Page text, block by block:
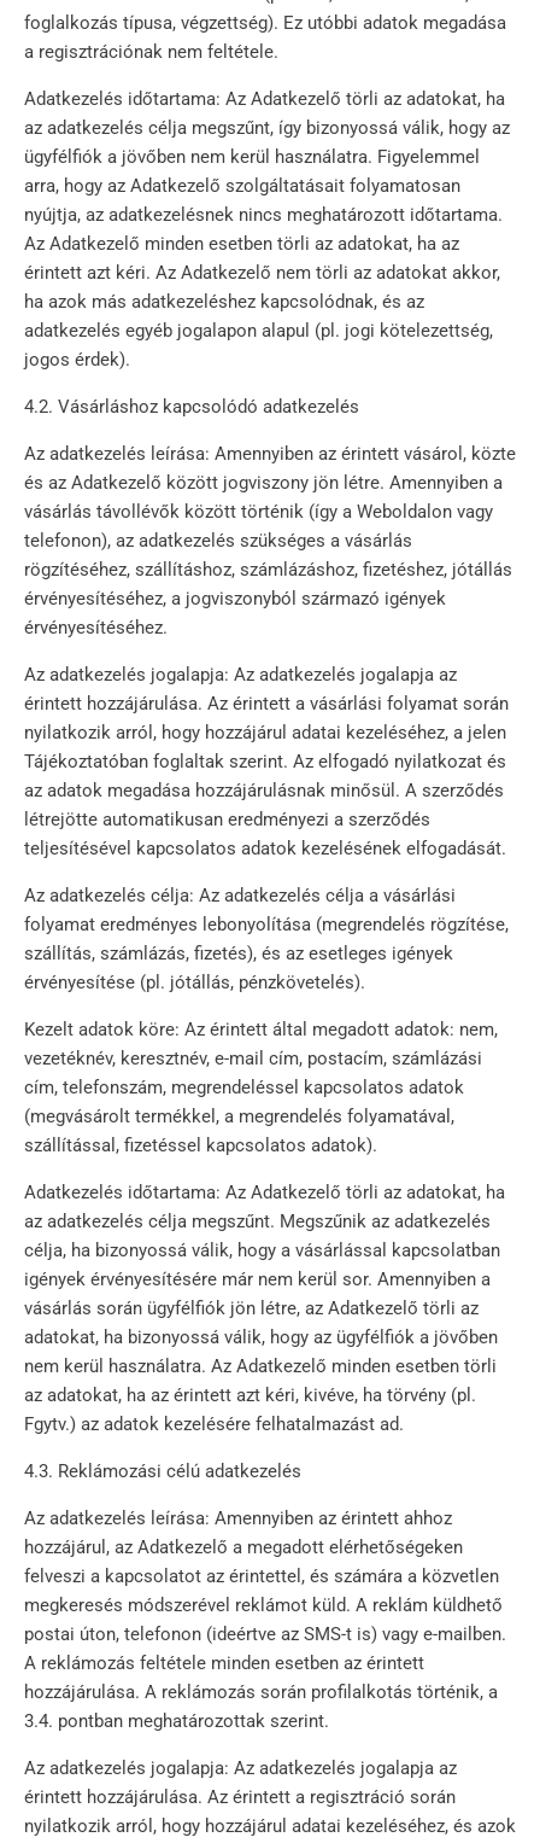
foglalkozás típusa, végzettség). Ez utóbbi adatok megadása
a regisztrációnak nem feltétele.
Adatkezelés időtartama: Az Adatkezelő törli az adatokat, ha
az adatkezelés célja megszűnt, így bizonyossá válik, hogy az
ügyfélfiók a jövőben nem kerül használatra. Figyelemmel
arra, hogy az Adatkezelő szolgáltatásait folyamatosan
nyújtja, az adatkezelésnek nincs meghatározott időtartama.
Az Adatkezelő minden esetben törli az adatokat, ha az
érintett azt kéri. Az Adatkezelő nem törli az adatokat akkor,
ha azok más adatkezeléshez kapcsolódnak, és az
adatkezelés egyéb jogalapon alapul (pl. jogi kötelezettség,
jogos érdek).
4.2. Vásárláshoz kapcsolódó adatkezelés
Az adatkezelés leírása: Amennyiben az érintett vásárol, közte
és az Adatkezelő között jogviszony jön létre. Amennyiben a
vásárlás távollévők között történik (így a Weboldalon vagy
telefonon), az adatkezelés szükséges a vásárlás
rögzítéséhez, szállításhoz, számlázáshoz, fizetéshez, jótállás
érvényesítéséhez, a jogviszonyból származó igények
érvényesítéséhez.
Az adatkezelés jogalapja: Az adatkezelés jogalapja az
érintett hozzájárulása. Az érintett a vásárlási folyamat során
nyilatkozik arról, hogy hozzájárul adatai kezeléséhez, a jelen
Tájékoztatóban foglaltak szerint. Az elfogadó nyilatkozat és
az adatok megadása hozzájárulásnak minősül. A szerződés
létrejötte automatikusan eredményezi a szerződés
teljesítésével kapcsolatos adatok kezelésének elfogadását.
Az adatkezelés célja: Az adatkezelés célja a vásárlási
folyamat eredményes lebonyolítása (megrendelés rögzítése,
szállítás, számlázás, fizetés), és az esetleges igények
érvényesítése (pl. jótállás, pénzkövetelés).
Kezelt adatok köre: Az érintett által megadott adatok: nem,
vezetéknév, keresztnév, e-mail cím, postacím, számlázási
cím, telefonszám, megrendeléssel kapcsolatos adatok
(megvásárolt termékkel, a megrendelés folyamatával,
szállítással, fizetéssel kapcsolatos adatok).
Adatkezelés időtartama: Az Adatkezelő törli az adatokat, ha
az adatkezelés célja megszűnt. Megszűnik az adatkezelés
célja, ha bizonyossá válik, hogy a vásárlással kapcsolatban
igények érvényesítésére már nem kerül sor. Amennyiben a
vásárlás során ügyfélfiók jön létre, az Adatkezelő törli az
adatokat, ha bizonyossá válik, hogy az ügyfélfiók a jövőben
nem kerül használatra. Az Adatkezelő minden esetben törli
az adatokat, ha az érintett azt kéri, kivéve, ha törvény (pl.
Fgytv.) az adatok kezelésére felhatalmazást ad.
4.3. Reklámozási célú adatkezelés
Az adatkezelés leírása: Amennyiben az érintett ahhoz
hozzájárul, az Adatkezelő a megadott elérhetőségeken
felveszi a kapcsolatot az érintettel, és számára a közvetlen
megkeresés módszerével reklámot küld. A reklám küldhető
postai úton, telefonon (ideértve az SMS-t is) vagy e-mailben.
A reklámozás feltétele minden esetben az érintett
hozzájárulása. A reklámozás során profilalkotás történik, a
3.4. pontban meghatározottak szerint.
Az adatkezelés jogalapja: Az adatkezelés jogalapja az
érintett hozzájárulása. Az érintett a regisztráció során
nyilatkozik arról, hogy hozzájárul adatai kezeléséhez, és azok